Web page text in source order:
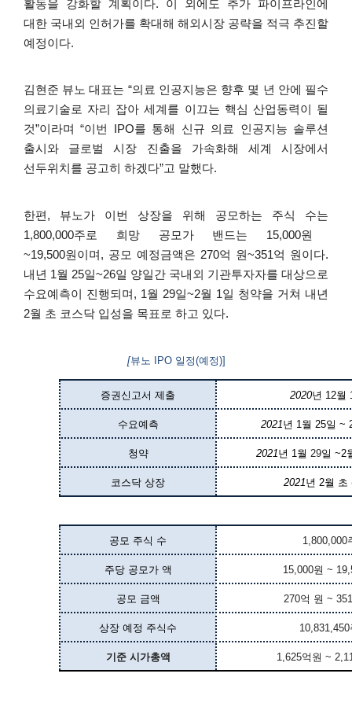
활동을 강화할 계획이다. 이 외에도 추가
파이프라인에
대한 국내외 인허가를 확대해 해외시장 공략을 적극 추진할
예정이다.
김현준 뷰노 대표는 “의료 인공지능은 향후 몇 년 안에
필수
의료기술로 자리 잡아 세계를 이끄는 핵심 산업동력이
될
것”이라며 “이번 IPO를 통해 신규 의료 인공지능 솔루션
출시와
글로벌 시장 진출을 가속화해 세계
시장에서
선두위치를 공고히 하겠다”고 말했다.
한편 , 뷰노가 이번 상장을 위해 공모하는 주식
수는
1,800,000주로 희망 공모가 밴드는 15,000원
~19,500원이며 , 공모 예정금액은 270억 원~351억 원이다.
내년 1월 25일~26일 양일간 국내외 기관투자자를 대상으로
수요예측이
진행되며 , 1월 29일~2월 1일 청약을 거쳐 내년
2월 초 코스닥 입성을 목표로 하고 있다.
[뷰노 IPO 일정(예정)]
증권신고서 제출 2020년 12월
수요예측 2021년 1월 25일 ~
청약 2021년 1월 29일 ~2
코스닥 상장 2021년 2월 초
공모 주식 수 1,800,000
주당 공모가 액 15,000원 ~
공모 금액 270억 원 ~
상장 예정 주식수 10,831,450
기준 시가총액 1,625억원 ~